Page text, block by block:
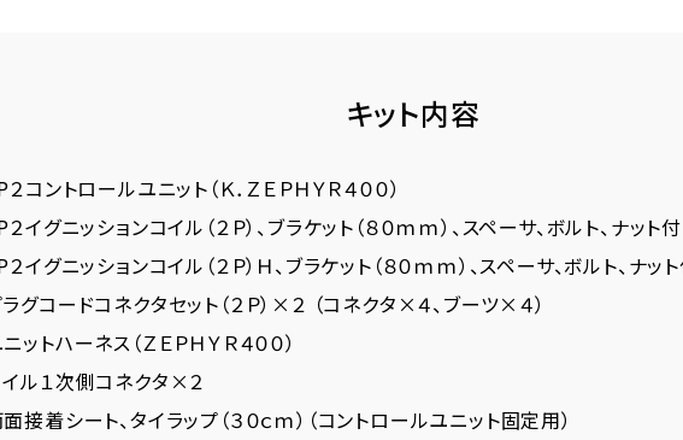
キット内容
２コントロールユニット（Ｋ．ＺＥＰＨＹＲ４００）
２イグニッションコイル（２Ｐ）、ブラケット（８０ｍｍ）、スペーサ、ボルト、ナット
２イグニッションコイル（２Ｐ）Ｈ、ブラケット（８０ｍｍ）、スペーサ、ボルト、ナッ
ラグコードコネクタセット（２Ｐ）×２ （コネクタ×４、ブーツ×４）
ニットハーネス（ＺＥＰＨＹＲ４００）
イル１次側コネクタ×２
面接着シート、タイラップ（３０ｃｍ）（コントロールユニット固定用）